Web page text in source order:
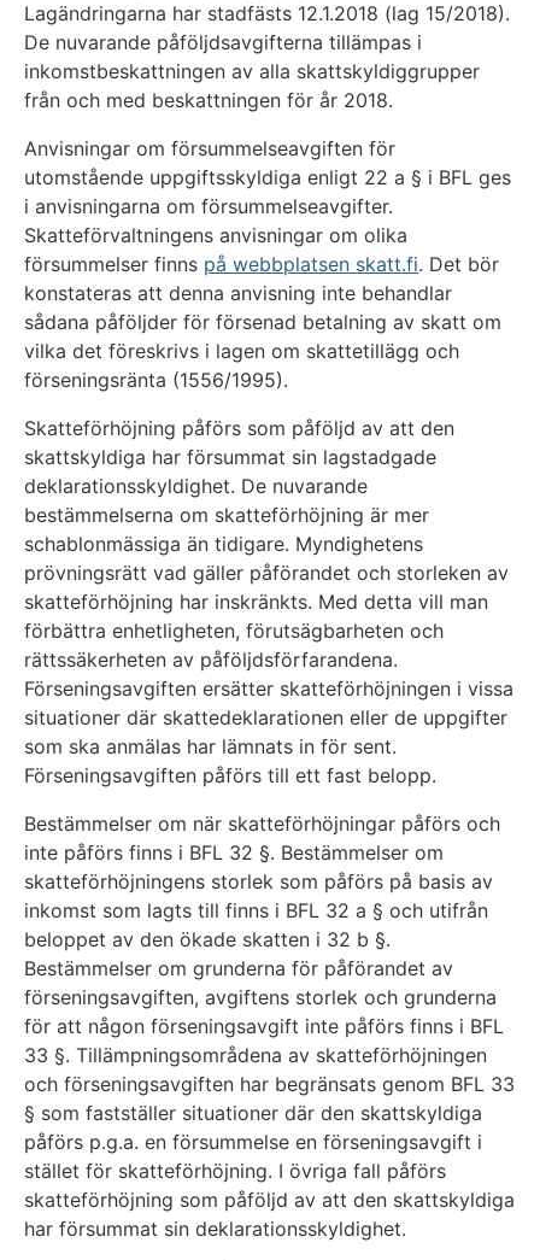
Lagändringarna har stadfästs 12.1.2018 (lag 15/2018).
De nuvarande påföljdsavgifterna tillämpas i
inkomstbeskattningen av alla skattskyldiggrupper
från och med beskattningen för år 2018.
Anvisningar om försummelseavgiften för
utomstående uppgiftsskyldiga enligt 22 a § i BFL ges
i anvisningarna om försummelseavgifter.
Skatteförvaltningens anvisningar om olika
försummelser finns på webbplatsen skatt.fi. Det bör
konstateras att denna anvisning inte behandlar
sådana påföljder för försenad betalning av skatt om
vilka det föreskrivs i lagen om skattetillägg och
förseningsränta (1556/1995).
Skatteförhöjning påförs som påföljd av att den
skattskyldiga har försummat sin lagstadgade
deklarationsskyldighet. De nuvarande
bestämmelserna om skatteförhöjning är mer
schablonmässiga än tidigare. Myndighetens
prövningsrätt vad gäller påförandet och storleken av
skatteförhöjning har inskränkts. Med detta vill man
förbättra enhetligheten, förutsägbarheten och
rättssäkerheten av påföljdsförfarandena.
Förseningsavgiften ersätter skatteförhöjningen i vissa
situationer där skattedeklarationen eller de uppgifter
som ska anmälas har lämnats in för sent.
Förseningsavgiften påförs till ett fast belopp.
Bestämmelser om när skatteförhöjningar påförs och
inte påförs finns i BFL 32 §. Bestämmelser om
skatteförhöjningens storlek som påförs på basis av
inkomst som lagts till finns i BFL 32 a § och utifrån
beloppet av den ökade skatten i 32 b §.
Bestämmelser om grunderna för påförandet av
förseningsavgiften, avgiftens storlek och grunderna
för att någon förseningsavgift inte påförs finns i BFL
33 §. Tillämpningsområdena av skatteförhöjningen
och förseningsavgiften har begränsats genom BFL 33
§ som fastställer situationer där den skattskyldiga
påförs p.g.a. en försummelse en förseningsavgift i
stället för skatteförhöjning. I övriga fall påförs
skatteförhöjning som påföljd av att den skattskyldiga
har försummat sin deklarationsskyldighet.